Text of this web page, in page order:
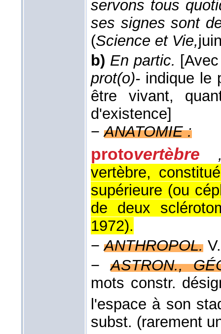
servons tous
ses signes sont
(Science et Vie,
b) En partic.
prot(o)- indique le
être vivant,
d'existence]
−ANATOMIE :
protovertèbre
vertèbre,
supérieure (ou
de deux
1972).
−ANTHROPOL.
−ASTRON.,
mots constr.
l'espace à son
subst. (rarement